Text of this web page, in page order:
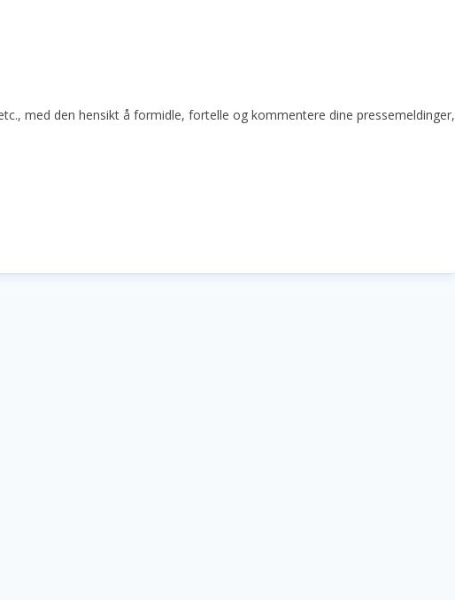
med den hensikt å formidle, fortelle og kommentere dine